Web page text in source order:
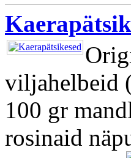
viljahelbeid
100 gr
rosinaid